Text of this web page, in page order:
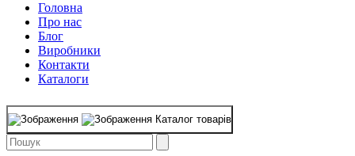
Головна
Про нас
Блог
Виробники
Контакти
Каталоги
Каталог товарів